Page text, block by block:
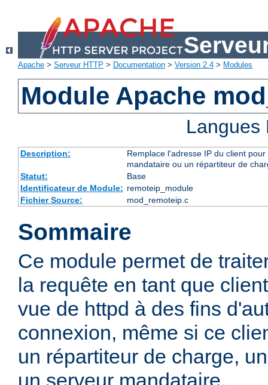
Apache > Serveur HTTP > Documentation > Version 2.4 > Modules
Module Apache
Description:
Remplace l'adresse IP du client
mandataire ou un répartiteur de
Statut:
Base
Identificateur de Module: remoteip_module
Fichier Source:
mod_remoteip.c
Sommaire
Ce module permet de
la requête en tant que
vue de httpd à des fins
connexion, même si ce
un répartiteur de charge,